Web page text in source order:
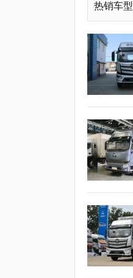
热销车型